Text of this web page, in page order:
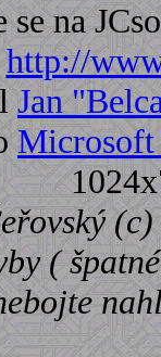
se na
http://
Jan
(